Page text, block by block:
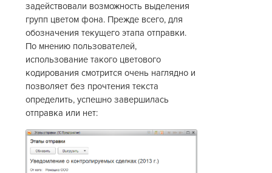
задействовали возможность выделения
групп цветом фона. Прежде всего, для
обозначения текущего этапа отправки.
По мнению пользователей,
использование такого цветового
кодирования смотрится очень наглядно и
позволяет без прочтения текста
определить, успешно завершилась
отправка или нет: